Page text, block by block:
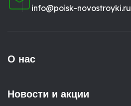
info@poisk-novostroyki.ru
О нас
Новости и акции